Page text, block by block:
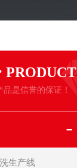
PRODUCT
品是信誉的保证！
生产线